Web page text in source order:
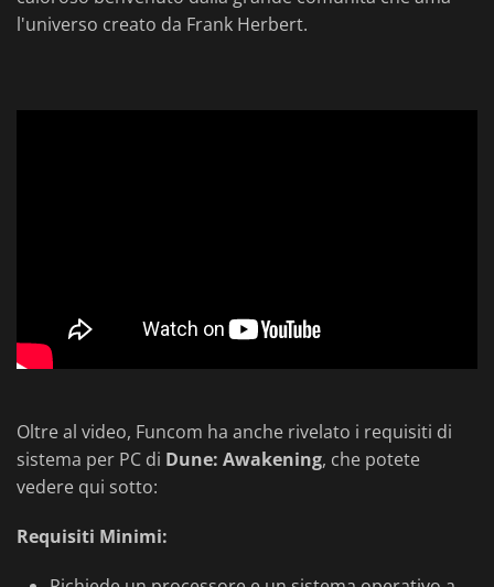
l'universo creato da Frank Herbert.
Oltre al video, Funcom ha anche rivelato i requisiti di
sistema per PC di Dune: Awakening, che potete
vedere qui sotto:
Requisiti Minimi: